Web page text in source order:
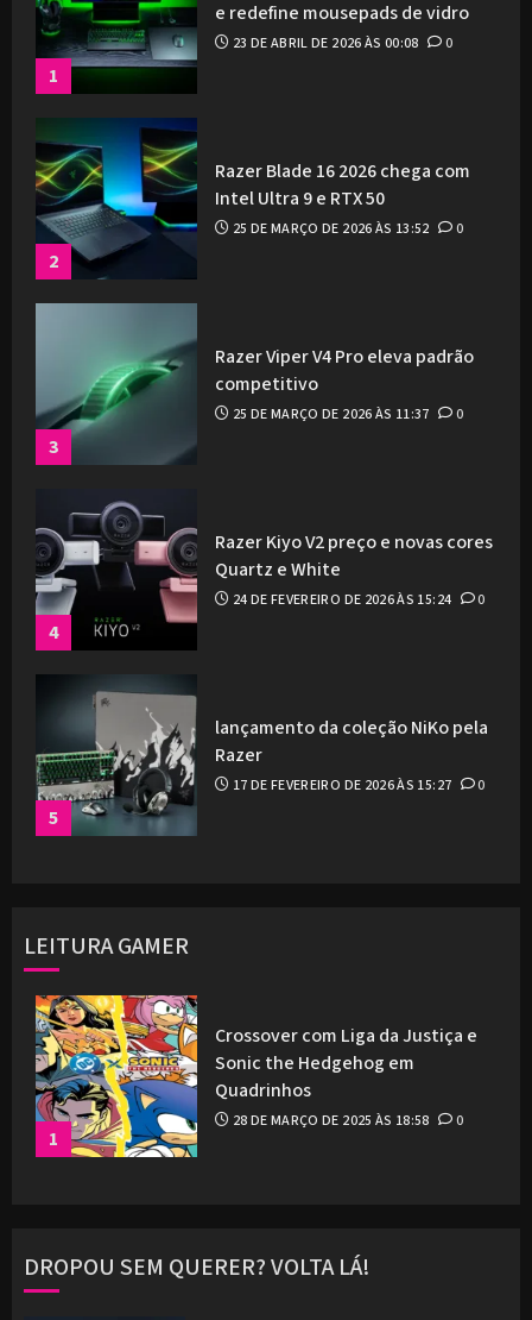
1
e redefine mousepads de vidro
23 DE ABRIL DE 2026 ÀS 00:08 0
2
Razer Blade 16 2026 chega com
Intel Ultra 9 e RTX 50
25 DE MARÇO DE 2026 ÀS 13:52 0
3
Razer Viper V4 Pro eleva padrão
competitivo
25 DE MARÇO DE 2026 ÀS 11:37 0
4
Razer Kiyo V2 preço e novas cores
Quartz e White
24 DE FEVEREIRO DE 2026 ÀS 15:24 0
5
lançamento da coleção NiKo pela
Razer
17 DE FEVEREIRO DE 2026 ÀS 15:27 0
LEITURA GAMER
1
Crossover com Liga da Justiça e
Sonic the Hedgehog em
Quadrinhos
28 DE MARÇO DE 2025 ÀS 18:58 0
DROPOU SEM QUERER? VOLTA LÁ!